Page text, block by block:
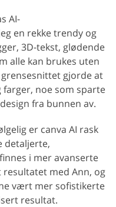
AI-
en rekke trendy og
3D-tekst, glødende
alle kan brukes uten
gjorde at
noe som sparte
fra bunnen av.
er canva AI rask
detaljerte,
i mer avanserte
resultatet med Ann, og
vært mer sofistikerte
resultat.